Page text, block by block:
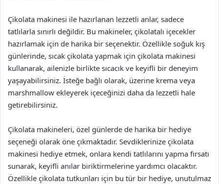
Çikolata makinesi ile hazırlanan lezzetli anlar, sadece
tatlılarla sınırlı değildir. Bu makineler, çikolatalı içecekler
hazırlamak için de harika bir seçenektir. Özellikle soğuk kış
günlerinde, sıcak çikolata yapmak için çikolata makinesi
kullanarak, ailenizle birlikte sıcacık ve keyifli bir deneyim
yaşayabilirsiniz. İsteğe bağlı olarak, üzerine krema veya
marshmallow ekleyerek içeceğinizi daha da lezzetli hale
getirebilirsiniz.
Çikolata makineleri, özel günlerde de harika bir hediye
seçeneği olarak öne çıkmaktadır. Sevdiklerinize çikolata
makinesi hediye etmek, onlara kendi tatlılarını yapma fırsatı
sunarak, keyifli anılar biriktirmelerine yardımcı olacaktır.
Özellikle çikolata tutkunları için bu tür bir hediye, unutulmaz